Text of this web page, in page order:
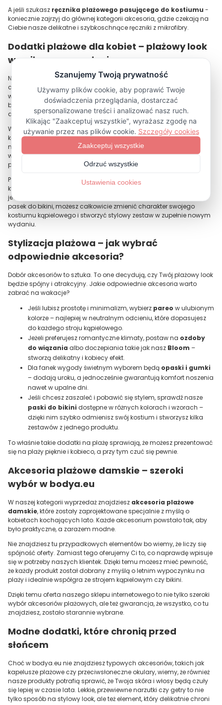
A jeśli szukasz ręcznika plażowego pasującego do kostiumu -
koniecznie zajrzyj do głównej kategorii akcesoria, gdzie czekają na
Ciebie nasze delikatne i szybkoschnące ręczniki z mikrofibry.
Dodatki plażowe dla kobiet – plażowy look
w najlepszym wydaniu
Nie da się ukryć – to właśnie dodatki plażowe nadają charakter
całości. Nawet najpiękniejszy strój kąpielowy staje się bardziej
wyjątkowy, kiedy połączysz go z dopasowanymi elementami. W
bodya.eu stawiamy na dodatki, które nie tylko dobrze wyglądają,
ale także są praktyczne i wygodne.
Wyobraź sobie sytuację: masz na sobie czarne bikini albo kostium
kąpielowy w jednolitym kolorze. Dodajesz do tego wzorzysty pasek i
nagle Twoja stylówka nabiera życia. To prosty sposób na to, by
wyróżnić się na plaży i pokazać, że wiesz, jak korzystać z mody
plażowej.
Podobnie działają opaski i gumki do włosów – to drobne detale,
które sprawiają, że włosy nie przeszkadzają podczas wiatru, a Ty
jednocześnie wyglądasz świeżo i kobieco. Jeśli dodasz do tego
pasek do bikini, możesz całkowicie zmienić charakter swojego
kostiumu kąpielowego i stworzyć stylowy zestaw w zupełnie nowym
wydaniu.
Stylizacja plażowa – jak wybrać
odpowiednie akcesoria?
Dobór akcesoriów to sztuka. To one decydują, czy Twój plażowy look
będzie spójny i atrakcyjny. Jakie odpowiednie akcesoria warto
zabrać na wakacje?
Jeśli lubisz prostotę i minimalizm, wybierz pareo w ulubionym
kolorze – najlepiej w neutralnym odcieniu, które dopasujesz
do każdego stroju kąpielowego.
Jeżeli preferujesz romantyczne klimaty, postaw na ozdoby
do wiązania albo doczepiania takie jak nasz Bloom –
stworzą delikatny i kobiecy efekt.
Dla fanek wygody świetnym wyborem będą opaski i gumki
– dodają uroku, a jednocześnie gwarantują komfort noszenia
nawet w upalne dni.
Jeśli chcesz zaszaleć i pobawić się stylem, sprawdź nasze
paski do bikini dostępne w różnych kolorach i wzorach –
dzięki nim szybko odmienisz swój kostium i stworzysz kilka
zestawów z jednego produktu.
To właśnie takie dodatki na plażę sprawiają, że możesz prezentować
się na plaży pięknie i kobieco, a przy tym czuć się pewnie.
Akcesoria plażowe damskie – szeroki
wybór w bodya.eu
W naszej kategorii wyprzedaż znajdziesz akcesoria plażowe
damskie, które zostały zaprojektowane specjalnie z myślą o
kobietach kochających lato. Każde akcesorium powstało tak, aby
było praktyczne, a zarazem modne.
Nie znajdziesz tu przypadkowych elementów bo wiemy, że liczy się
spójność oferty. Zamiast tego oferujemy Ci to, co naprawdę wpisuje
się w potrzeby naszych klientek. Dzięki temu możesz mieć pewność,
że każdy produkt został dobrany z myślą o letnim wypoczynku na
plaży i idealnie współgra ze strojem kąpielowym czy bikini.
Dzięki temu oferta naszego sklepu internetowego to nie tylko szeroki
wybór akcesoriów plażowych, ale też gwarancja, że wszystko, co tu
znajdziesz, zostało starannie wybrane.
Modne dodatki, które chronią przed
słońcem
Choć w bodya.eu nie znajdziesz typowych akcesoriów, takich jak
kapelusze plażowe czy przeciwsłoneczne okulary, wiemy, że również
nasze produkty potrafią sprawić, że Twoja skóra i włosy będą czuły
się lepiej w czasie lata. Lekkie, przewiewne narzutki czy getry to nie
tylko sposób na stylowy look, ale też element, który delikatnie chroni